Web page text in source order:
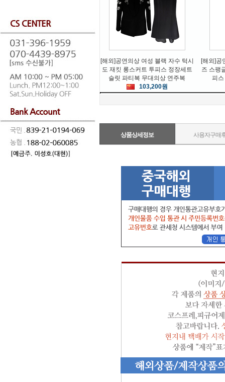
[해외]공연의상 여성 블랙 자수 턱시
도 재킷 롱스커트 투피스 정장세트
슬릿 파티복 무대의상 연주복
103,200원
[해외]공
즈 스팽
피
상품상세정보 사용자구매